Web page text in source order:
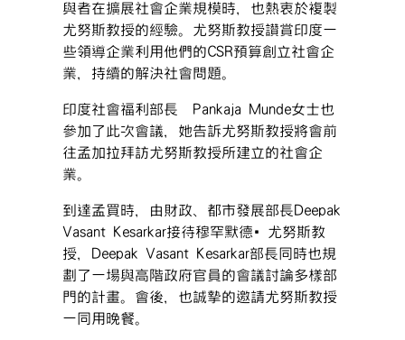
與者在擴展社會企業規模時，也熱衷於複製
尤努斯教授的經驗。尤努斯教授讚賞印度一
些領導企業利用他們的CSR預算創立社會企
業，持續的解決社會問題。
印度社會福利部長 Pankaja Munde女士也
參加了此次會議，她告訴尤努斯教授將會前
往孟加拉拜訪尤努斯教授所建立的社會企
業。
到達孟買時，由財政、都市發展部長Deepak
Vasant Kesarkar接待穆罕默德‧尤努斯教
授，Deepak Vasant Kesarkar部長同時也規
劃了一場與高階政府官員的會議討論多樣部
門的計畫。會後，也誠摯的邀請尤努斯教授
一同用晚餐。